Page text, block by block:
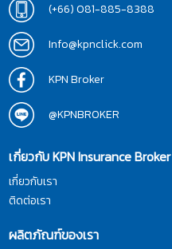
(+66) 081-885-8388
Info@kpnclick.com
KPN Broker
@KPNBROKER
เกี่ยวกับ KPN Insurance Broker
เกี่ยวกับเรา
ติดต่อเรา
ผลิตภัณฑ์ของเรา